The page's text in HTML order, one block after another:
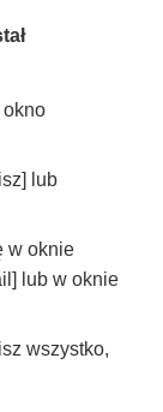
okno
lub
w oknie
lub w oknie
wszystko,